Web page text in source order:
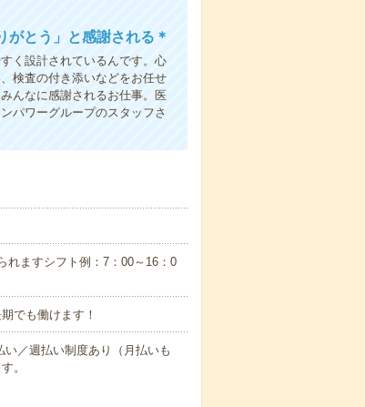
がとう」と感謝される＊
く設計されているんです。心
検査の付き添いなどをお任せ
んなに感謝されるお仕事。医
パワーグループのスタッフさ
ますシフト例：7：00～16：0
でも働けます！
／週払い制度あり（月払いも
。